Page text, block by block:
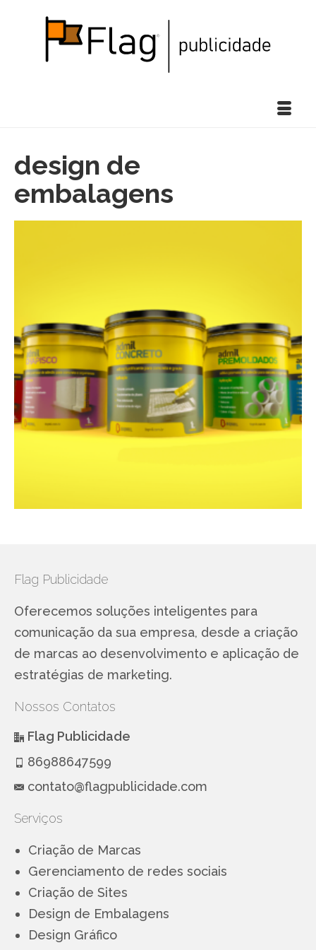
design de
embalagens
Flag Publicidade
Oferecemos soluções inteligentes para
comunicação da sua empresa, desde a criação
de marcas ao desenvolvimento e aplicação de
estratégias de marketing.
Nossos Contatos
Flag Publicidade
86988647599
contato@flagpublicidade.com
Serviços
Criação de Marcas
Gerenciamento de redes sociais
Criação de Sites
Design de Embalagens
Design Gráfico